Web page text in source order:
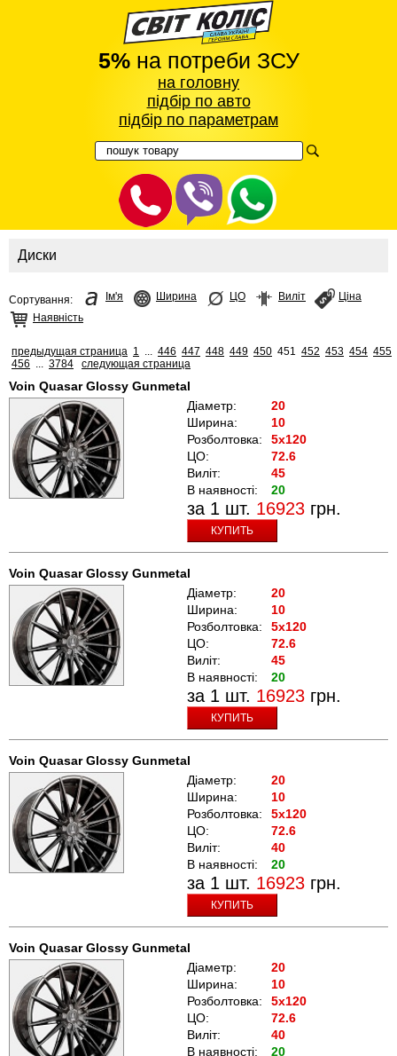
5%на потреби ЗСУ
на головну
підбір по авто
підбір по параметрам
Диски
Сортування: Ім'я Ширина ЦО Виліт
Ціна
Наявність
предыдущая страница 1 446 447 448 449 450 451 452 453 454 455
456
3784 следующая страница
Voin Quasar Glossy Gunmetal
Діаметр:
20
Ширина:
10
Розболтовка:
5x120
ЦО:
72.6
Виліт:
45
В наявності:
20
за 1 шт. 16923 грн.
КУПИТЬ
Voin Quasar Glossy Gunmetal
Діаметр:
20
Ширина:
10
Розболтовка:
5x120
ЦО:
72.6
Виліт:
45
В наявності:
20
за 1 шт. 16923 грн.
КУПИТЬ
Voin Quasar Glossy Gunmetal
Діаметр:
20
Ширина:
10
Розболтовка:
5x120
ЦО:
72.6
Виліт:
40
В наявності:
20
за 1 шт. 16923 грн.
КУПИТЬ
Voin Quasar Glossy Gunmetal
Діаметр:
20
Ширина:
10
Розболтовка:
5x120
ЦО:
72.6
Виліт:
40
В наявності:
20